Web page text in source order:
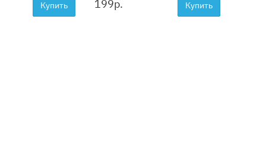
Купить 199р. Купить